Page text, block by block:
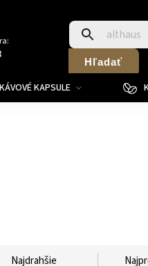
Hľadať
KÁVOVÉ KAPSULE
Najdrahšie